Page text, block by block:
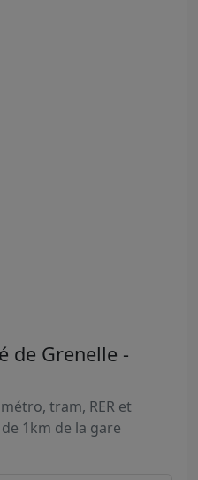
de Grenelle -
tram, RER et
1km de la gare